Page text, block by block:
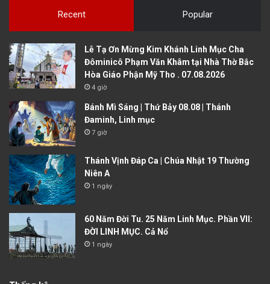
Recent Popular
Lễ Tạ Ơn Mừng Kim Khánh Linh Mục Cha
Đôminicô Phạm Văn Khâm tại Nhà Thờ Bắc
Hòa Giáo Phận Mỹ Tho . 07.08.2026
4 giờ
Bánh Mì Sáng | Thứ Bảy 08.08 | Thánh
Đaminh, Linh mục
7 giờ
Thánh Vịnh Đáp Ca | Chúa Nhật 19 Thường
Niên A
1 ngày
60 Năm Đời Tu. 25 Năm Linh Mục. Phần VII:
ĐỜI LINH MỤC. Cả Nổ
1 ngày